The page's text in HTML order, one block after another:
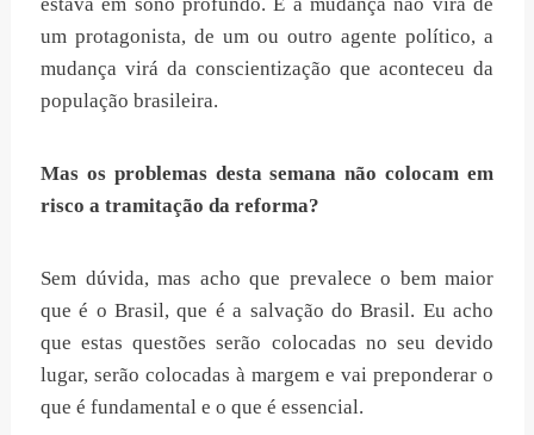
um protagonista, de um ou outro agente político, a
mudança virá da conscientização que aconteceu da
população brasileira.
Mas os problemas desta semana não colocam em
risco a tramitação da reforma?
Sem dúvida, mas acho que prevalece o bem maior
que é o Brasil, que é a salvação do Brasil. Eu acho
que estas questões serão colocadas no seu devido
lugar, serão colocadas à margem e vai preponderar o
que é fundamental e o que é essencial.